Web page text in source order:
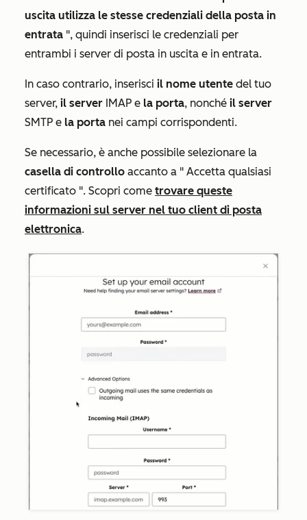
uscita utilizza le stesse credenziali della posta in
entrata ", quindi inserisci le credenziali per
entrambi i server di posta in uscita e in entrata.
In caso contrario, inserisci il nome utente del tuo
server, il server IMAP e la porta, nonché il server
SMTP e la porta nei campi corrispondenti.
Se necessario, è anche possibile selezionare la
casella di controllo accanto a " Accetta qualsiasi
certificato ". Scopri come trovare queste
informazioni sul server nel tuo client di posta
elettronica.